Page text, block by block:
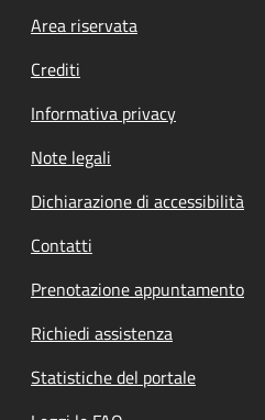
Footer menu
Area riservata
Crediti
Informativa privacy
Note legali
Dichiarazione di accessibilità
Contatti
Prenotazione appuntamento
Richiedi assistenza
Statistiche del portale